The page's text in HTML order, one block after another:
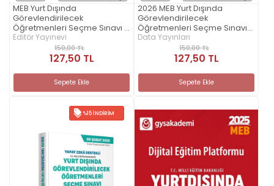
MEB Yurt Dışında
Görevlendirilecek
Öğretmenleri Seçme Sınavı 5
Deneme Sınavı
Editör Yayınevi
150,00 TL
127,50 TL
Sepete Ekle
2026 MEB Yurt Dışında
Görevlendirilecek
Öğretmenleri Seçme Sınavı
Tamamı Çözümlü 3 Deneme
Data Yayınları
150,00 TL
127,50 TL
Sepete Ekle
%15 İNDIRIM